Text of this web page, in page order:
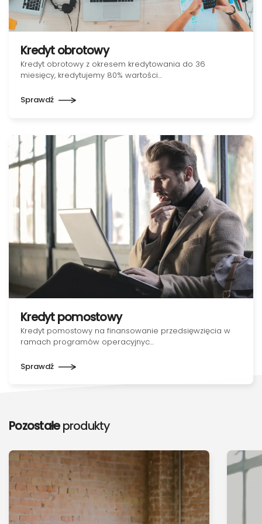
Kredyt obrotowy
Kredyt obrotowy z okresem kredytowania do 36
miesięcy, kredytujemy 80% wartości…
Sprawdź
Kredyt pomostowy
Kredyt pomostowy na finansowanie przedsięwzięcia w
ramach programów operacyjnyc…
Sprawdź
Pozostałeprodukty